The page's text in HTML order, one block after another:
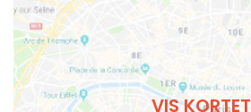
VIS KORTET